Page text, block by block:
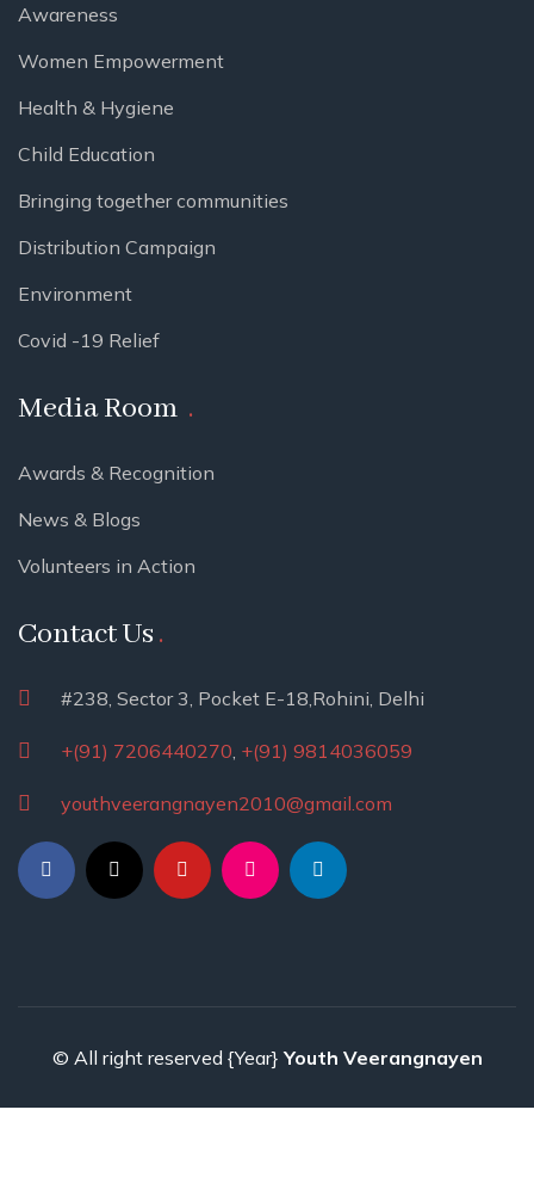
Awareness
Women Empowerment
Health & Hygiene
Child Education
Bringing together communities
Distribution Campaign
Environment
Covid -19 Relief
Media Room
Awards & Recognition
News & Blogs
Volunteers in Action
Contact Us
#238, Sector 3, Pocket E-18,Rohini, Delhi
+(91) 7206440270 +(91) 9814036059
youthveerangnayen2010@gmail.com
© All right reserved {Year} Youth Veerangnayen